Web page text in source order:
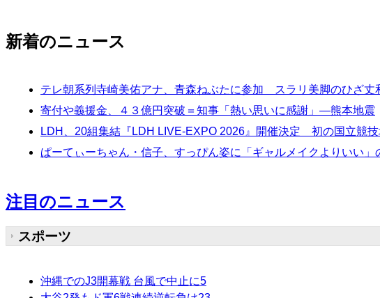
新着のニュース
テレ朝系列寺崎美佑アナ、青森ねぶたに参加 スラリ美脚のひざ丈
寄付や義援金、４３億円突破＝知事「熱い思いに感謝」―熊本地震
LDH、20組集結『LDH LIVE-EXPO 2026』開催決定 初の国立競
ぱーてぃーちゃん・信子、すっぴん姿に「ギャルメイクよりいい
注目のニュース
スポーツ
沖縄でのJ3開幕戦 台風で中止に5